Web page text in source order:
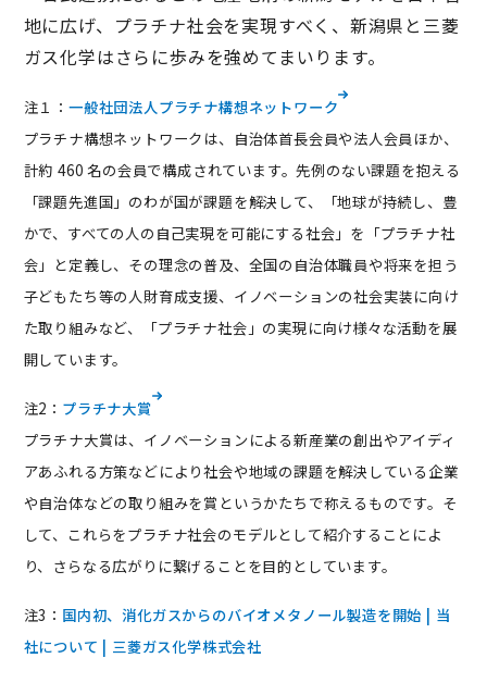
地に広げ、プラチナ社会を実現すべく、新潟県と三菱
ガス化学はさらに歩みを強めてまいります。
注１： 一般社団法人プラチナ構想ネットワーク
プラチナ構想ネットワークは、自治体首長会員や法人会員ほか、
計約 460 名の会員で構成されています。先例のない課題を抱える
「課題先進国」のわが国が課題を解決して、「地球が持続し、豊
かで、すべての人の自己実現を可能にする社会」を「プラチナ社
会」と定義し、その理念の普及、全国の自治体職員や将来を担う
子どもたち等の人財育成支援、イノベーションの社会実装に向け
た取り組みなど、「プラチナ社会」の実現に向け様々な活動を展
開しています。
注2： プラチナ大賞
プラチナ大賞は、イノベーションによる新産業の創出やアイディ
アあふれる方策などにより社会や地域の課題を解決している企業
や自治体などの取り組みを賞というかたちで称えるものです。そ
して、これらをプラチナ社会のモデルとして紹介することによ
り、さらなる広がりに繋げることを目的としています。
注3： 国内初、消化ガスからのバイオメタノール製造を開始 | 当
社について | 三菱ガス化学株式会社